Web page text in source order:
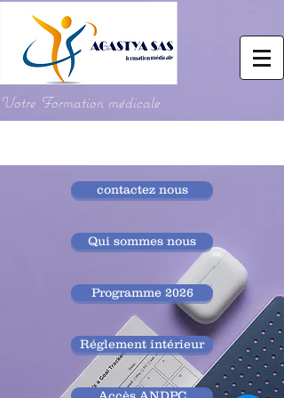
Votre Formation médicale
contactez nous
Qui sommes nous
Programme 2026
Réglement intérieur